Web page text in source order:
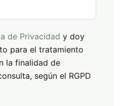
de Privacidad y doy
para el tratamiento
la finalidad de
según el RGPD